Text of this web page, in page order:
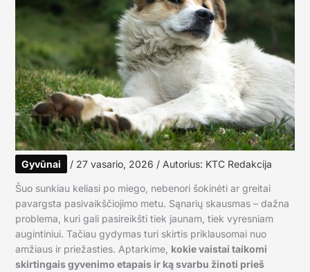
Gyvūnai / 27 vasario, 2026 / Autorius: KTC Redakcija
Šuo sunkiau keliasi po miego, nebenori šokinėti ar greitai
pavargsta pasivaikščiojimo metu. Sąnarių skausmas – dažna
problema, kuri gali pasireikšti tiek jaunam, tiek vyresniam
augintiniui. Tačiau gydymas turi skirtis priklausomai nuo
amžiaus ir priežasties. Aptarkime, kokie vaistai taikomi
skirtingais gyvenimo etapais ir ką svarbu žinoti prieš